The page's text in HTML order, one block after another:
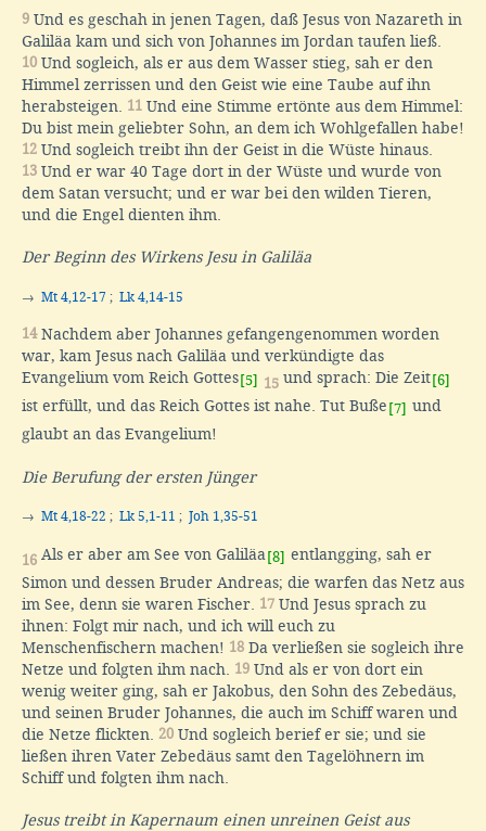
9 Und es geschah in jenen Tagen, daß Jesus von Nazareth in
Galiläa kam und sich von Johannes im Jordan taufen ließ.
10 Und sogleich, als er aus dem Wasser stieg, sah er den
Himmel zerrissen und den Geist wie eine Taube auf ihn
herabsteigen. 11 Und eine Stimme ertönte aus dem Himmel:
Du bist mein geliebter Sohn, an dem ich Wohlgefallen habe!
12 Und sogleich treibt ihn der Geist in die Wüste hinaus.
13 Und er war 40 Tage dort in der Wüste und wurde von
dem Satan versucht; und er war bei den wilden Tieren,
und die Engel dienten ihm.
Der Beginn des Wirkens Jesu in Galiläa
→ Mt 4,12-17 ; Lk 4,14-15
14Nachdem aber Johannes gefangengenommen worden
war, kam Jesus nach Galiläa und verkündigte das
Evangelium vom Reich Gottes [5] 15 und sprach: Die Zeit [6]
ist erfüllt, und das Reich Gottes ist nahe. Tut Buße [7] und
glaubt an das Evangelium!
Die Berufung der ersten Jünger
→ Mt 4,18-22 ; Lk 5,1-11 ; Joh 1,35-51
16 Als er aber am See von Galiläa [8] entlangging, sah er
Simon und dessen Bruder Andreas; die warfen das Netz aus
im See, denn sie waren Fischer. 17 Und Jesus sprach zu
ihnen: Folgt mir nach, und ich will euch zu
Menschenfischern machen! 18 Da verließen sie sogleich ihre
Netze und folgten ihm nach. 19 Und als er von dort ein
wenig weiter ging, sah er Jakobus, den Sohn des Zebedäus,
und seinen Bruder Johannes, die auch im Schiff waren und
die Netze flickten. 20 Und sogleich berief er sie; und sie
ließen ihren Vater Zebedäus samt den Tagelöhnern im
Schiff und folgten ihm nach.
Jesus treibt in Kapernaum einen unreinen Geist aus